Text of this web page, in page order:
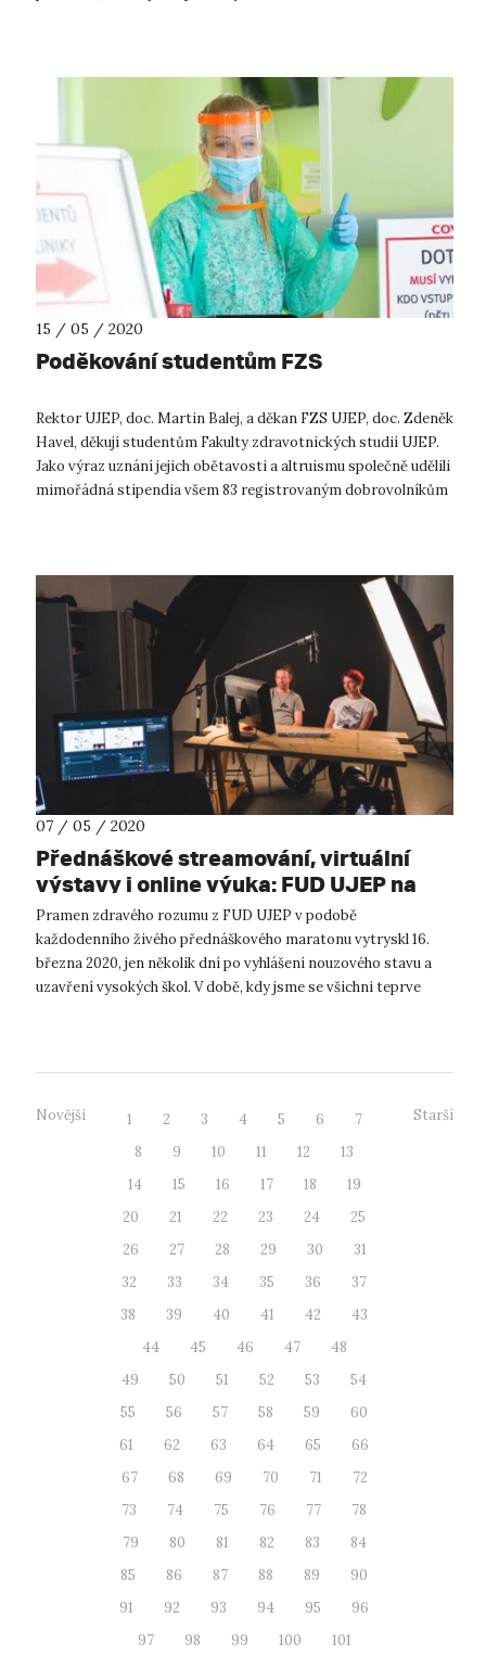
15 / 05 / 2020
Poděkování studentům FZS
Rektor UJEP, doc. Martin Balej, a děkan FZS UJEP, doc. Zdeněk
Havel, děkují studentům Fakulty zdravotnických studií UJEP.
Jako výraz uznání jejich obětavosti a altruismu společně udělili
mimořádná stipendia všem 83 registrovaným dobrovolníkům
07 / 05 / 2020
Přednáškové streamování, virtuální
výstavy i online výuka: FUD UJEP na
špici multimediální komunikace
Pramen zdravého rozumu z FUD UJEP v podobě
každodenního živého přednáškového maratonu vytryskl 16.
března 2020, jen několik dní po vyhlášení nouzového stavu a
uzavření vysokých škol. V době, kdy jsme se všichni teprve
Novější 1 2 3 4 5 6
7
8
9 10 11 12
13
14
15 16 17 18
19
20
21 22 23 24
25
26
27 28 29 30
31
32
33 34 35 36
37
38
39 40 41 42
43
44
45 46 47
48
49
50 51 52 53
54
55
56 57 58 59
60
61
62 63 64 65
66
67
68 69 70 71
72
73
74 75 76 77
78
79
80 81 82 83
84
85
86 87 88 89
90
91
92 93 94 95
96
97
98 99 100
101
Starší